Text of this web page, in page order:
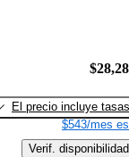
El precio incluye tasas
$543/mes
Verif. disponibilidad